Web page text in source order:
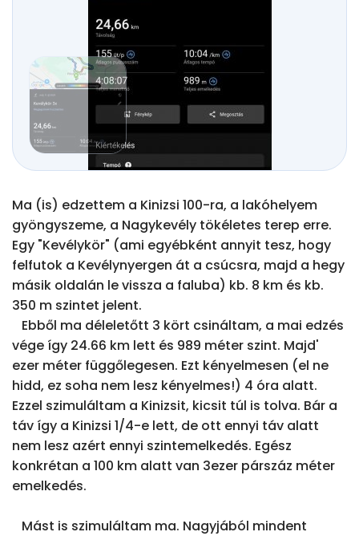
Ma (is) edzettem a Kinizsi 100-ra, a lakóhelyem
gyöngyszeme, a Nagykevély tökéletes terep erre.
Egy "Kevélykör" (ami egyébként annyit tesz, hogy
felfutok a Kevélynyergen át a csúcsra, majd a hegy
másik oldalán le vissza a faluba) kb. 8 km és kb.
350 m szintet jelent.
vége így 24.66 km lett és 989 méter szint. Majd'
ezer méter függőlegesen. Ezt kényelmesen (el ne
hidd, ez soha nem lesz kényelmes!) 4 óra alatt.
Ezzel szimuláltam a Kinizsit, kicsit túl is tolva. Bár a
táv így a Kinizsi 1/4-e lett, de ott ennyi táv alatt
nem lesz azért ennyi szintemelkedés. Egész
konkrétan a 100 km alatt van 3ezer párszáz méter
emelkedés.